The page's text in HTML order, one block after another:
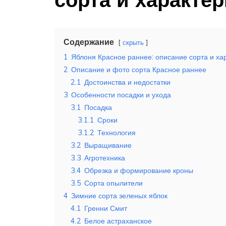
Содержание скрыть
1 Яблоня Красное раннее: описание сорта и
2 Описание и фото сорта Красное раннее
2.1 Достоинства и недостатки
3 Особенности посадки и ухода
3.1 Посадка
3.1.1 Сроки
3.1.2 Технология
3.2 Выращивание
3.3 Агротехника
3.4 Обрезка и формирование кроны
3.5 Сорта опылители
4 Зимние сорта зеленых яблок
4.1 Гренни Смит
4.2 Белое астраханское